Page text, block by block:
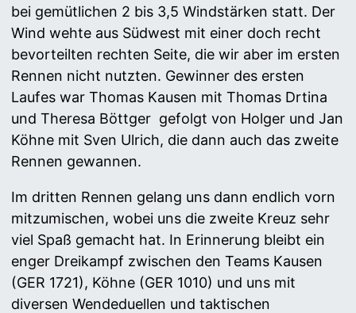
bei gemütlichen 2 bis 3,5 Windstärken statt. Der
Wind wehte aus Südwest mit einer doch recht
bevorteilten rechten Seite, die wir aber im ersten
Rennen nicht nutzten. Gewinner des ersten
Laufes war Thomas Kausen mit Thomas Drtina
und Theresa Böttger gefolgt von Holger und Jan
Köhne mit Sven Ulrich, die dann auch das zweite
Rennen gewannen.
Im dritten Rennen gelang uns dann endlich vorn
mitzumischen, wobei uns die zweite Kreuz sehr
viel Spaß gemacht hat. In Erinnerung bleibt ein
enger Dreikampf zwischen den Teams Kausen
(GER 1721), Köhne (GER 1010) und uns mit
diversen Wendeduellen und taktischen